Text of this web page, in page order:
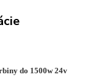
do 1500w 24v